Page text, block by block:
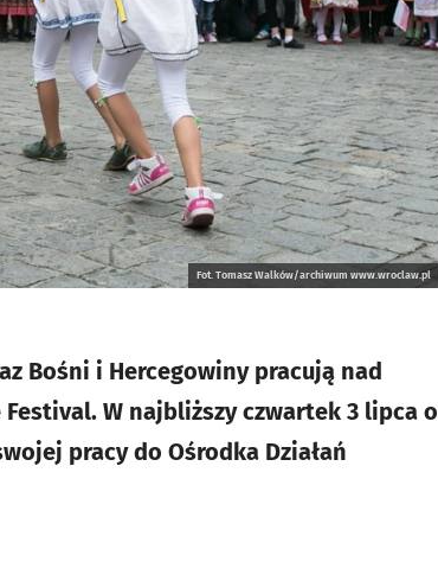
Fot. Tomasz Walków/archiwum www.wroclaw.pl
Bośni i Hercegowiny pracują nad
W najbliższy czwartek 3 lipca o
pracy do Ośrodka Działań